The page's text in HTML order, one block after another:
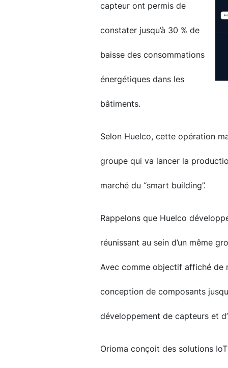
capteur ont permis de
constater jusqu’à 30 % de
baisse des consommations
énergétiques dans les
bâtiments.
Selon Huelco, cette opération
groupe qui va lancer la
marché du “smart building”.
Rappelons que Huelco
réunissant au sein d’un même
Avec comme objectif affiché de
conception de composants
développement de capteurs et
Orioma conçoit des solutions